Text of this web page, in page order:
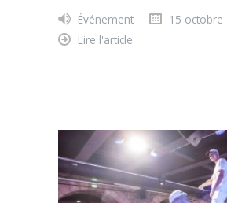
Événement
15 octobre
Lire l'article